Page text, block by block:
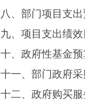
八、 部门项目支
九、项目支出绩
十、政府性基金预
十一、部门政府采
十二、政府购买